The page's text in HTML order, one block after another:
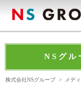
NSグル
株式会社NSグループ > メデ